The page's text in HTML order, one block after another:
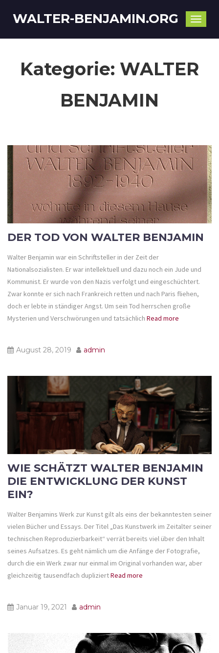
Toggle
WALTER-BENJAMIN.ORG
Kategorie: WALTER
BENJAMIN
DER TOD VON WALTER BENJAMIN
Walter Benjamin war ein Schriftsteller in der Zeit der
Nationalsozialisten. Er war intellektuell und dazu noch ein Jude und
Kommunist. Er wurde von den Nazis verfolgt und eingeschüchtert.
Zwar konnte er sich nach Frankreich retten und nach Paris fliehen,
doch er lebte in ständiger Angst. Um sein Tod herrschen große
Mysterien und Verschwörungen und tatsächlich Read more
August 28, 2019 admin
WIE SCHÄTZT WALTER BENJAMIN
DIE ENTWICKLUNG DER KUNST
EIN?
Walter Benjamins Werk zur Kunst gilt als eins der bekanntesten seiner
vielen Bücher und Essays. Der Titel „Das Kunstwerk im Zeitalter seiner
technischen Reproduzierbarkeit“ verrät bereits viel über den Inhalt
seines Aufsatzes. Es geht nämlich um die Anfänge der Fotografie,
durch die ein Werk zwar nur einmal im Original vorhanden war, aber
gleichzeitig tausendfach dupliziertRead more
Januar 19, 2021 admin